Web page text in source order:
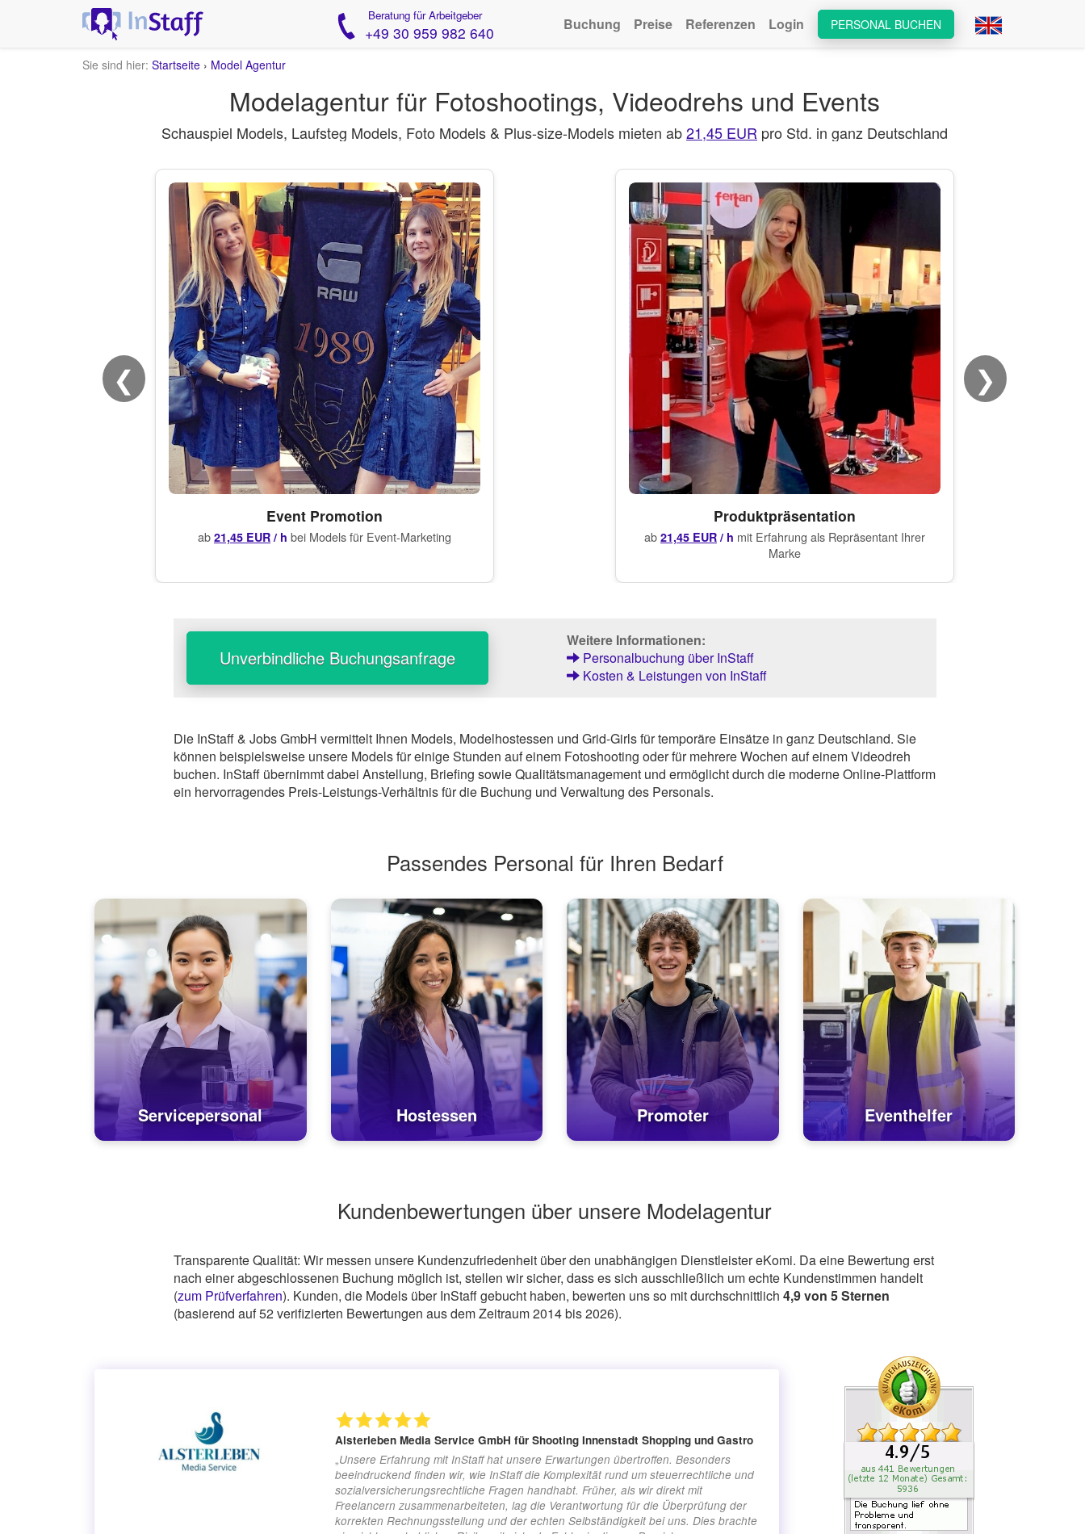
Beratung für Arbeitgeber
+49 30 959 982 640 PERSONAL BUCHEN
Buchung Preise Referenzen Login
Sie sind hier: Startseite › Model Agentur
Modelagentur für Fotoshootings, Videodrehs und Events
Schauspiel Models, Laufsteg Models, Foto Models & Plus-size-Models mieten ab21,45 EUR pro Std. in ganz Deutschland
❮
Event Promotion
ab 21,45 EUR / h bei Models für Event-Marketing
Produktpräsentation
ab 21,45 EUR / h mit Erfahrung als Repräsentant Ihrer
Marke
❯
Unverbindliche Buchungsanfrage
Weitere Informationen:
Personalbuchung über InStaff
Kosten & Leistungen von InStaff
Die InStaff & Jobs GmbH vermittelt Ihnen Models, Modelhostessen und Grid-Girls für temporäre Einsätze in ganz Deutschland. Sie
können beispielsweise unsere Modelsfür einige Stunden auf einem Fotoshooting oder für mehrere Wochen auf einem Videodreh
buchen. InStaffübernimmt dabei Anstellung, Briefing sowie Qualitätsmanagement und ermöglicht durch die moderne Online-Plattform
ein hervorragendes Preis-Leistungs-Verhältnis für die Buchung und Verwaltung des Personals.
Passendes Personal für Ihren Bedarf
Servicepersonal Hostessen Promoter Eventhelfer
Kundenbewertungen über unsere Modelagentur
Transparente Qualität: Wir messen unsere Kundenzufriedenheit über den unabhängigen Dienstleister eKomi. Da eine Bewertung erst
nach einer abgeschlossenen Buchung möglich ist, stellen wir sicher, dass es sich ausschließlich um echte Kundenstimmen handelt
(zum Prüfverfahren). Kunden, die Models über InStaff gebucht haben, bewerten uns so mit durchschnittlich 4,9von 5Sternen
(basierend auf52verifizierten Bewertungen aus dem Zeitraum 2014 bis 2026).
Alsterleben Media Service GmbH für Shooting Innenstadt Shopping und Gastro
„Unsere Erfahrung mit InStaff hat unsere Erwartungen übertroffen. Besonders
beeindruckend finden wir, wie InStaff die Komplexität rund um steuerrechtliche und
sozialversicherungsrechtliche Fragen handhabt. Früher, als wir direkt mit
Freelancern zusammenarbeiteten, lag die Verantwortung für die Überprüfung der
korrekten Rechnungsstellung und der echten Selbständigkeit bei uns. Dies brachte